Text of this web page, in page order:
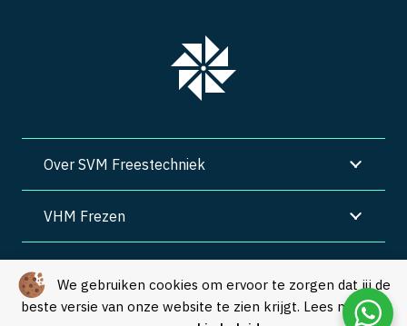
We gebruiken cookies om ervoor te zorgen dat jij de
beste versie van onze website te zien krijgt. Lees meer in
Over SVM Freestechniek
VHM Frezen
Algemene voorwaarden | Privacy